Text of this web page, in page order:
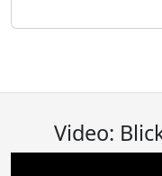
Video: